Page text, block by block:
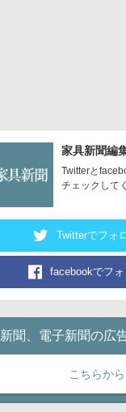
家具新聞編
Twitterと
チェックして
Twitterでフォ
facebookでフ
新聞、電子新聞の広
こちらから